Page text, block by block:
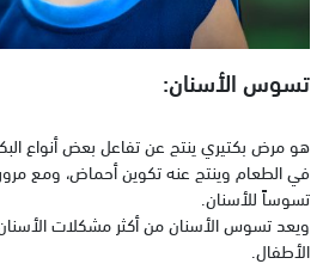
تسوس الأسنان:
هو مرض بكتيري ينتج عن تفاعل بعض أنواع
في الطعام وينتج عنه تكوين أحماض، ومع
تسوساً للأسنان.
ويعد تسوس الأسنان من أكثر مشكلات
الأطفال.